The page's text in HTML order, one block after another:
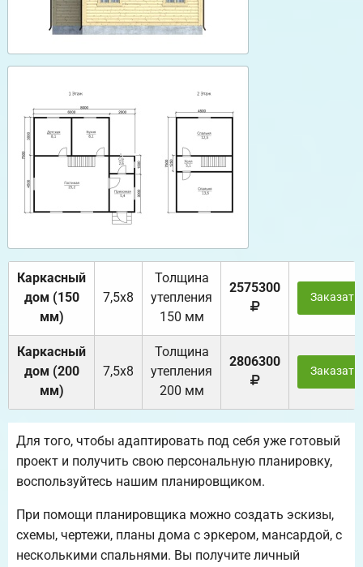
Каркасный
дом (150
мм)
7,5х8
Толщина
утепления
150 мм
2575300
Заказать
Каркасный
дом (200
мм)
7,5х8
Толщина
утепления
200 мм
2806300
Заказать
Для того, чтобы адаптировать под себя уже готовый
проект и получить свою персональную планировку,
воспользуйтесь нашим планировщиком.
При помощи планировщика можно создать эскизы,
схемы, чертежи, планы дома с эркером, мансардой, с
несколькими спальнями. Вы получите личный